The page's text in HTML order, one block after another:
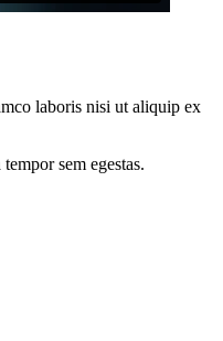
laboris nisi ut aliquip ex
sem egestas.